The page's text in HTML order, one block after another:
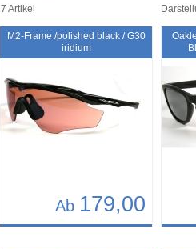
7 Artikel
M2-Frame /polished black / G30
iridium
Ab 179,00